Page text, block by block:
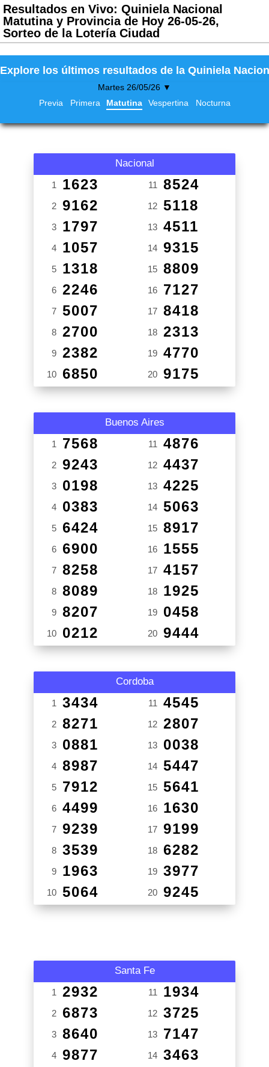
Resultados en Vivo: Quiniela Nacional
Matutina y Provincia de Hoy 26-05-26,
Sorteo de la Lotería Ciudad
Explore los últimos resultados de la Quiniela
Martes 26/05/26 ▼
Previa
Primera Matutina Vespertina Nocturna
Nacional
1 1623
2 9162
3 1797
4 1057
5 1318
6 2246
7 5007
8 2700
9 2382
10 6850
11 8524
12 5118
13 4511
14 9315
15 8809
16 7127
17 8418
18 2313
19 4770
20 9175
Buenos Aires
1 7568
2 9243
3 0198
4 0383
5 6424
6 6900
7 8258
8 8089
9 8207
10 0212
11 4876
12 4437
13 4225
14 5063
15 8917
16 1555
17 4157
18 1925
19 0458
20 9444
Cordoba
1 3434
2 8271
3 0881
4 8987
5 7912
6 4499
7 9239
8 3539
9 1963
10 5064
11 4545
12 2807
13 0038
14 5447
15 5641
16 1630
17 9199
18 6282
19 3977
20 9245
Santa Fe
1 2932
2 6873
3 8640
4 9877
11 1934
12 3725
13 7147
14 3463